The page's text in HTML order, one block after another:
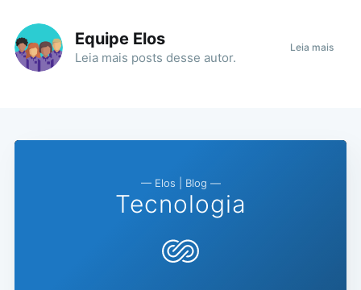
Equipe Elos
Leia mais posts desse autor.
Leia mais
— Elos | Blog —
Tecnologia